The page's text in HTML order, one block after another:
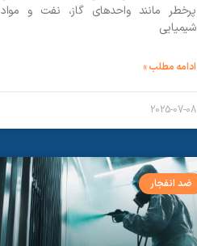
پرخطر مانند واحدهای گاز، نفت و مواد
شیمیایی
ادامه مطلب »
2025-07-08
ضد انفجار